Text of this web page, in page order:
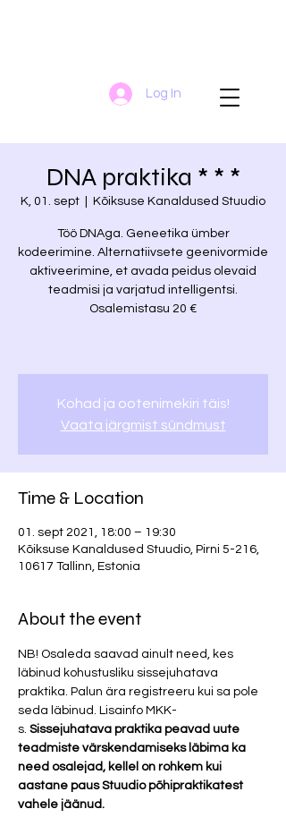
Log In
DNA praktika * * *
K, 01. sept Kõiksuse Kanaldused Stuudio
Töö DNAga. Geneetika ümber
kodeerimine. Alternatiivsete geenivormide
aktiveerimine, et avada peidus olevaid
teadmisi ja varjatud intelligentsi.
Osalemistasu 20 €
Kohad ja ootenimekiri täis!
Vaata järgmist sündmust
Time & Location
01. sept 2021, 18:00 – 19:30
Kõiksuse Kanaldused Stuudio, Pirni 5-216,
10617 Tallinn, Estonia
About the event
NB! Osaleda saavad ainult need, kes
läbinud kohustusliku sissejuhatava
praktika. Palun ära registreeru kui sa pole
seda läbinud. Lisainfo MKK-
s. Sissejuhatava praktika peavad uute
teadmiste värskendamiseks läbima ka
need osalejad, kellel on rohkem kui
aastane paus Stuudio põhipraktikatest
vahele jäänud.